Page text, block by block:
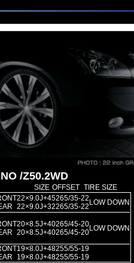
/Z50.2WD
SIZE OFFSET TIRE SIZE
22×9.0J
22×9.0J
+45
+32
265/35-22
265/35-22 LOW DOWN
20×8.5J
20×8.5J
+40
+40
265/45-20
265/45-20LOW DOWN
19×8.0J
19×8.0J
+48
+48
255/55-19
255/55-19